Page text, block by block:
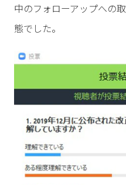
中のフォローアップへの
態でした。